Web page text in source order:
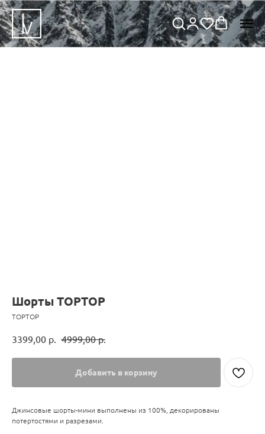
Шорты TOPTOP
TOPTOP
3399,00 р. 4999,00 р.
Добавить в корзину
Джинсовые шорты-мини выполнены из 100%, декорированы
потертостями и разрезами.